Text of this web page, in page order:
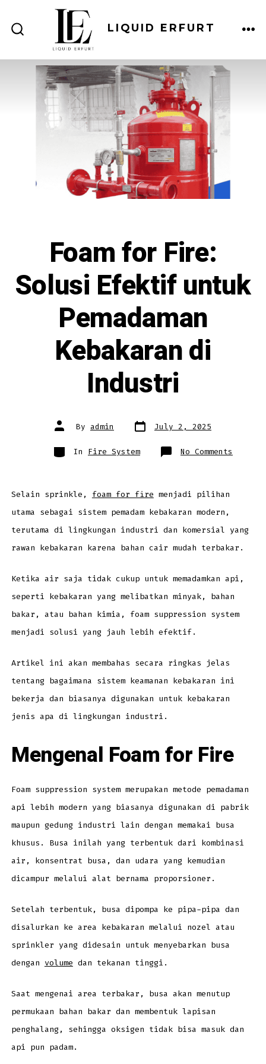
SEARCH
TOGGLE
LIQUID ERFURT
Foam for Fire:
Solusi Efektif untuk
Pemadaman
Kebakaran di
Industri
Post
author
By admin Post
date
July 2, 2025
Categories
In Fire System No Comments
Foam
Selain sprinkle, foam for fire menjadi pilihan
utama sebagai sistem pemadam kebakaran modern,
terutama di lingkungan industri dan komersial yang
rawan kebakaran karena bahan cair mudah terbakar.
Ketika air saja tidak cukup untuk memadamkan api,
seperti kebakaran yang melibatkan minyak, bahan
bakar, atau bahan kimia, foam suppression system
menjadi solusi yang jauh lebih efektif.
Artikel ini akan membahas secara ringkas jelas
tentang bagaimana sistem keamanan kebakaran ini
bekerja dan biasanya digunakan untuk kebakaran
jenis apa di lingkungan industri.
Mengenal Foam for Fire
Foam suppression system merupakan metode pemadaman
api lebih modern yang biasanya digunakan di pabrik
maupun gedung industri lain dengan memakai busa
khusus. Busa inilah yang terbentuk dari kombinasi
air, konsentrat busa, dan udara yang kemudian
dicampur melalui alat bernama proporsioner.
Setelah terbentuk, busa dipompa ke pipa-pipa dan
disalurkan ke area kebakaran melalui nozel atau
sprinkler yang didesain untuk menyebarkan busa
dengan volume dan tekanan tinggi.
Saat mengenai area terbakar, busa akan menutup
permukaan bahan bakar dan membentuk lapisan
penghalang, sehingga oksigen tidak bisa masuk dan
api pun padam.